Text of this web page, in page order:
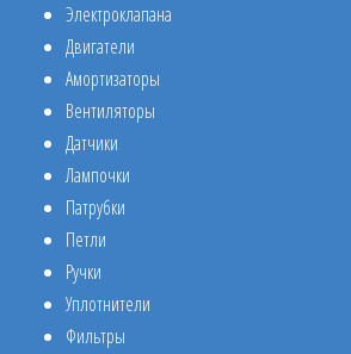
Электроклапана
Двигатели
Амортизаторы
Вентиляторы
Датчики
Лампочки
Патрубки
Петли
Ручки
Уплотнители
Фильтры